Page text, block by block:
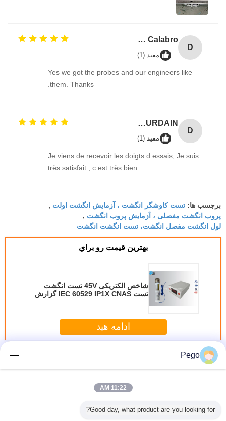
D
David Calabro
مفید (1)
Yes we got the probes and our engineers like
them. Thanks.
D
Damien GOURDAIN
مفید (1)
Je viens de recevoir les doigts d essais, Je suis
très satisfait , c est très bien
برچسب ها: تست کاوشگر انگشت ، آزمایش انگشت اولت ,
پروب انگشت مفصلی ، آزمایش پروب انگشت ,
لول انگشت مفصل انگشت، تست انگشت انگشت
بهترين قيمت رو براي
شاخص الکتریکی 45V تست انگشت
تست IEC 60529 IP1X CNAS گزارش
ادامه هید
بیش تست انگشت پروب
UL507 PA100A
دستگیره نایلون
انگشت
Pego
11:22 AM
Good day, what product are you looking for?